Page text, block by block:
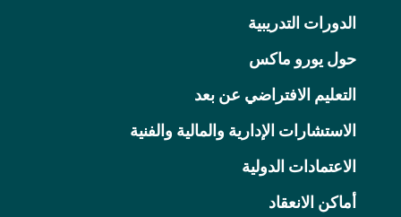
الدورات التدريبية
حول يورو ماكس
التعليم الافتراضي عن بعد
الاستشارات الإدارية والمالية والفنية
الاعتمادات الدولية
أماكن الانعقاد